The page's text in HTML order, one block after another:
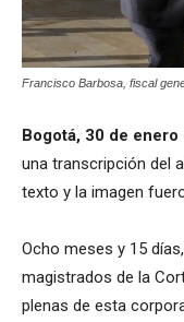
Francisco Barbosa, fiscal
Bogotá, 30 de enero
una transcripción del
texto y la imagen
Ocho meses y 15
magistrados de la
plenas de esta